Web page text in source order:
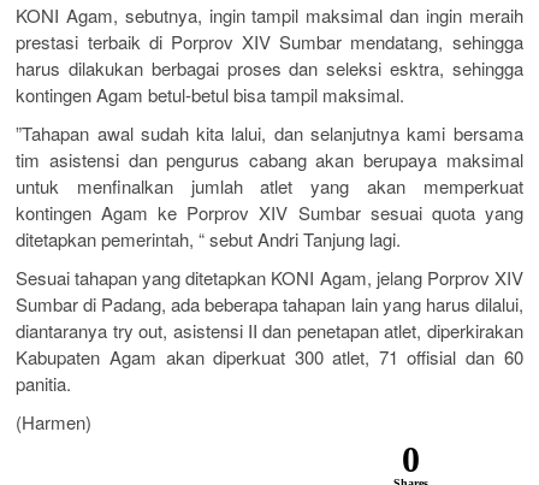
KONI Agam, sebutnya, ingin tampil maksimal dan ingin meraih
prestasi terbaik di Porprov XIV Sumbar mendatang, sehingga
harus dilakukan berbagai proses dan seleksi esktra, sehingga
kontingen Agam betul-betul bisa tampil maksimal.
”Tahapan awal sudah kita lalui, dan selanjutnya kami bersama
tim asistensi dan pengurus cabang akan berupaya maksimal
untuk menfinalkan jumlah atlet yang akan memperkuat
kontingen Agam ke Porprov XIV Sumbar sesuai quota yang
ditetapkan pemerintah, “ sebut Andri Tanjung lagi.
Sesuai tahapan yang ditetapkan KONI Agam, jelang Porprov XIV
Sumbar di Padang, ada beberapa tahapan lain yang harus dilalui,
diantaranya try out, asistensi II dan penetapan atlet, diperkirakan
Kabupaten Agam akan diperkuat 300 atlet, 71 offisial dan 60
panitia.
(Harmen)
0